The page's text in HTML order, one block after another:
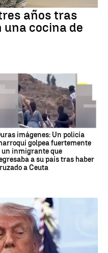
años tras
cocina de
imágenes: Un policía
golpea fuertemente
un inmigrante que
a su país tras haber
a Ceuta